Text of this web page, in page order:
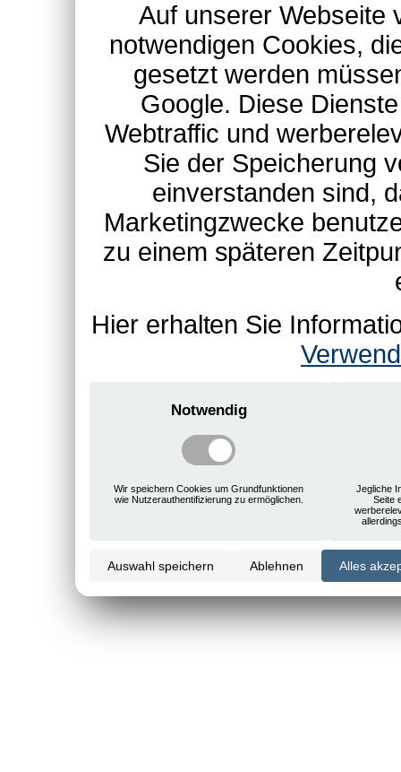
Auf unserer Webseite
notwendigen Cookies,
gesetzt werden
Google. Diese
Webtraffic und
Sie der Speicherung
einverstanden sind,
Marketingzwecke
zu einem späteren
Hier erhalten Sie
Notwendig
Wir speichern Cookies um Grundfunktionen
wie Nutzerauthentifizierung zu ermöglichen.
Jegliche
Seite
Auswahl speichern Ablehnen Alles